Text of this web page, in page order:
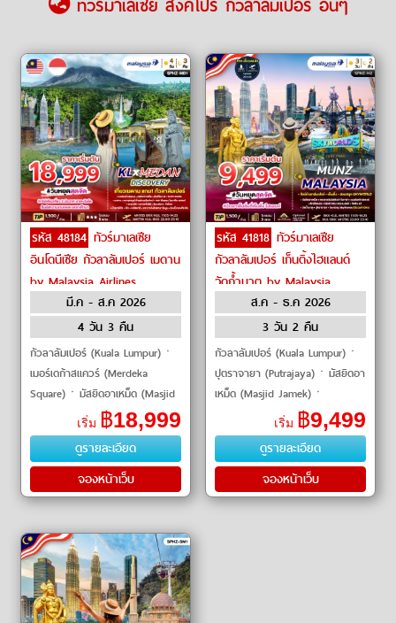
รหัส 48184 ทัวร์มาเลเซีย
อินโดนีเซีย กัวลาลัมเปอร์ เมดาน
by Malaysia Airlines
มี.ค - ส.ค 2026
4 วัน 3 คืน
กัวลาลัมเปอร์ (Kuala Lumpur)ㆍ
เมอร์เดก้าสแควร์ (Merdeka
Square)ㆍมัสยิดอาเหม็ด (Masjid
Jamek)ㆍตึกปิโตรนาส (Petronas
Twin Towers)ㆍซูเรีย เคแอลซีซี
(Suria KLCC)
เริ่ม ฿18,999
ดูรายละเอียด
จองหน้าเว็บ
รหัส 41818 ทัวร์มาเลเซีย
กัวลาลัมเปอร์ เก็นติ้งไฮแลนด์
วัดถ้ำบาตู by Malaysia
Airlinesส.ค - ธ.ค 2026
3 วัน 2 คืน
กัวลาลัมเปอร์ (Kuala Lumpur)ㆍ
ปุตราจายา (Putrajaya)ㆍมัสยิดอา
เหม็ด (Masjid Jamek)ㆍ
พระราชวังอิสตานา เนการา
(Istana Negara)ㆍเมอร์เดก้า ส
แควร์ (Merdeka
เริ่ม ฿9,499
ดูรายละเอียด
จองหน้าเว็บ